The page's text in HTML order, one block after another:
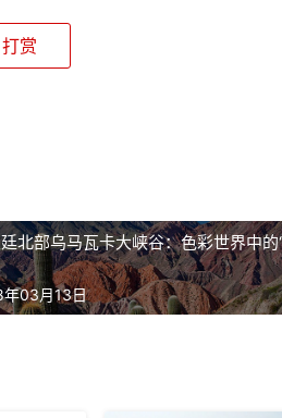
打赏
北部乌马瓦卡大峡谷：色彩世界中的
年03月13日